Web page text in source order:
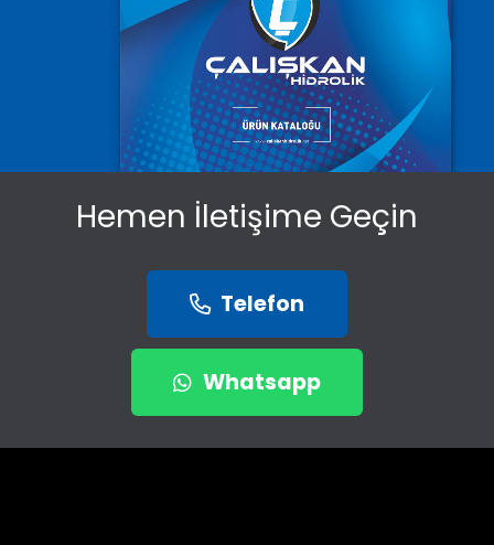
Hemen İletişime Geçin
Telefon
Whatsapp